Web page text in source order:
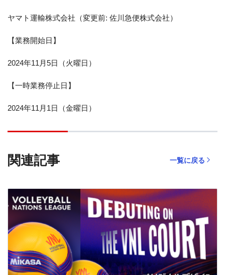
ヤマト運輸株式会社（変更前: 佐川急便株式会社）
【業務開始日】
2024年11月5日（火曜日）
【一時業務停止日】
2024年11月1日（金曜日）
関連記事 一覧に戻る